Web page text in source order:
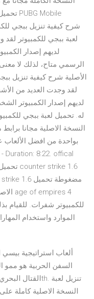
لعبة ببجي للكمبيوتر
الرسمي متاح، لذلك لا
الأصلية شرح كيفية تنزيل
لقد وجدت العديد من
له. تحميل لعبة ببجي
بواحدة من افضل
للكمبيوتر شفرات. للقيام
الموارد واستخدام
ألعاب استراتيجية
السفن الحربية هو ممو